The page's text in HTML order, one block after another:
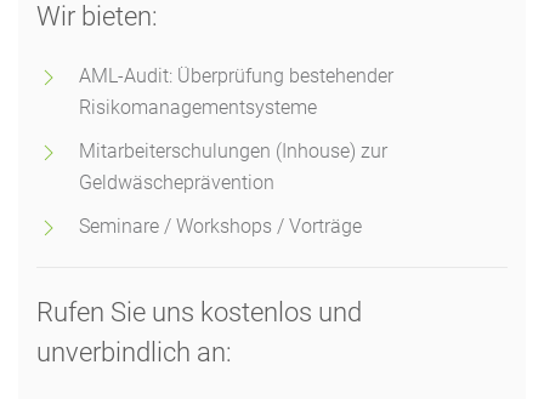
Wir bieten:
AML-Audit: Überprüfung bestehender
Risikomanagementsysteme
Mitarbeiterschulungen (Inhouse) zur
Geldwäscheprävention
Seminare / Workshops / Vorträge
Rufen Sie uns kostenlos und
unverbindlich an: